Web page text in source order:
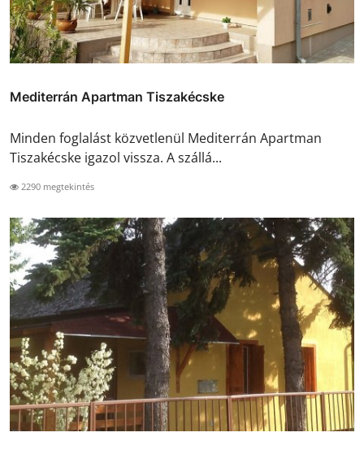
Mediterrán Apartman Tiszakécske
Minden foglalást közvetlenül Mediterrán Apartman
Tiszakécske igazol vissza. A szállá...
2290 megtekintés